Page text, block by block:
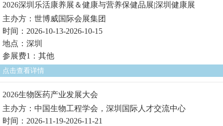
2026深圳乐活康养展＆健康与营养保健品展|深圳健康展
主办方：世博威国际会展集团
时间：2026-10-13-2026-10-15
地点：深圳
参展费1：其他
点击查看详情
2026生物医药产业发展大会
主办方：中国生物工程学会，深圳国际人才交流中心
时间：2026-11-19-2026-11-21